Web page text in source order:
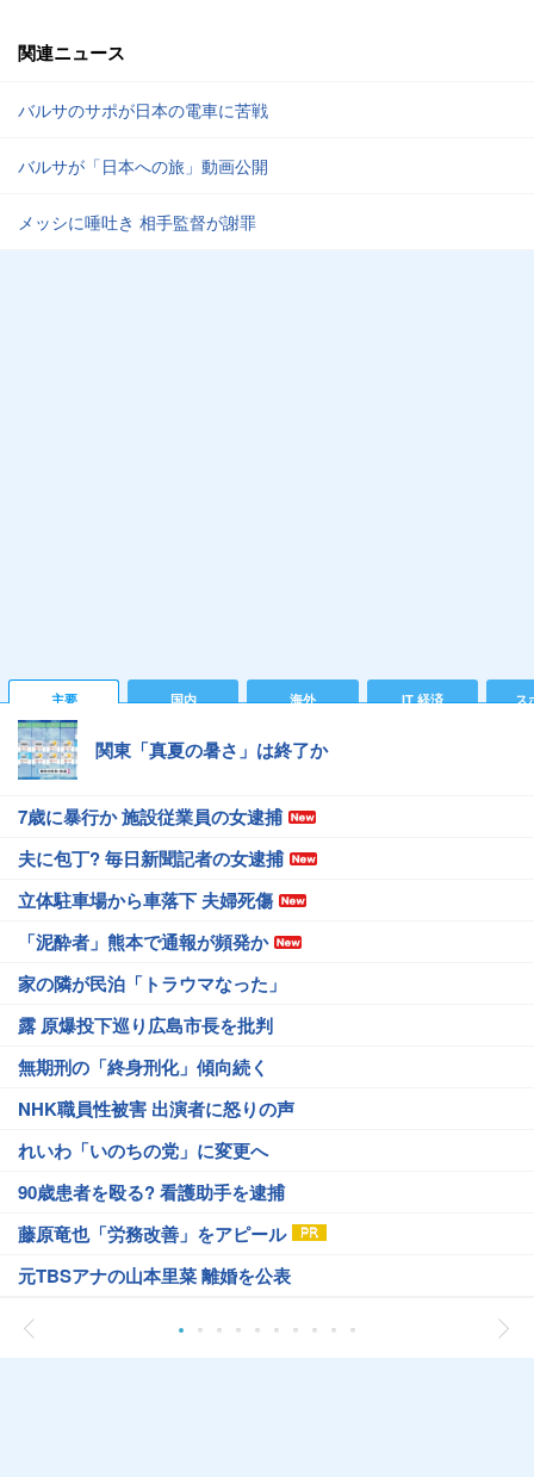
関連ニュース
バルサのサポが日本の電車に苦戦
バルサが「日本への旅」動画公開
メッシに唾吐き 相手監督が謝罪
主要 国内 海外 IT 経済 ス
関東「真夏の暑さ」は終了か
7歳に暴行か 施設従業員の女逮捕
夫に包丁? 毎日新聞記者の女逮捕
立体駐車場から車落下 夫婦死傷
「泥酔者」熊本で通報が頻発か
家の隣が民泊「トラウマなった」
露 原爆投下巡り広島市長を批判
無期刑の「終身刑化」傾向続く
NHK職員性被害 出演者に怒りの声
れいわ「いのちの党」に変更へ
90歳患者を殴る? 看護助手を逮捕
藤原竜也「労務改善」をアピール
元TBSアナの山本里菜 離婚を公表